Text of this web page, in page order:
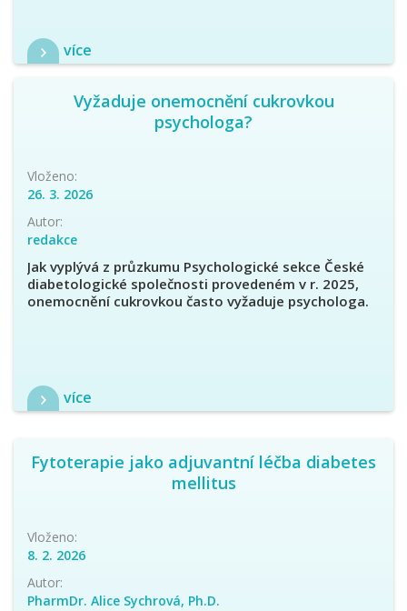
více
Vyžaduje onemocnění cukrovkou
psychologa?
Vloženo:
26. 3. 2026
Autor:
redakce
Jak vyplývá z průzkumu Psychologické sekce České
diabetologické společnosti provedeném v r. 2025,
onemocnění cukrovkou často vyžaduje psychologa.
více
Fytoterapie jako adjuvantní léčba diabetes
mellitus
Vloženo:
8. 2. 2026
Autor:
PharmDr. Alice Sychrová, Ph.D.